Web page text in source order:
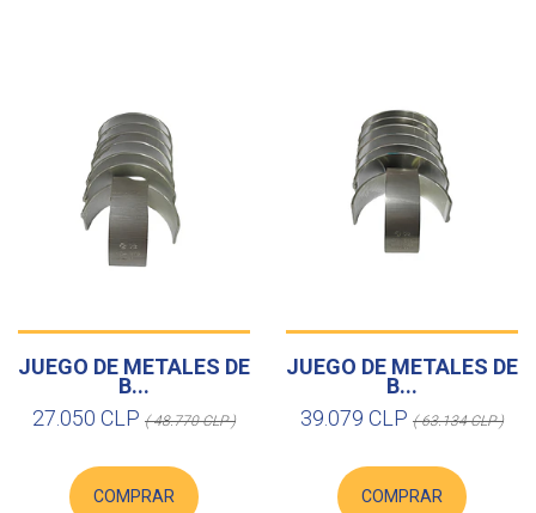
JUEGO DE METALES DE
B...
27.050 CLP ( 48.770 CLP )
COMPRAR
JUEGO DE METALES DE
B...
39.079 CLP ( 63.134 CLP )
COMPRAR